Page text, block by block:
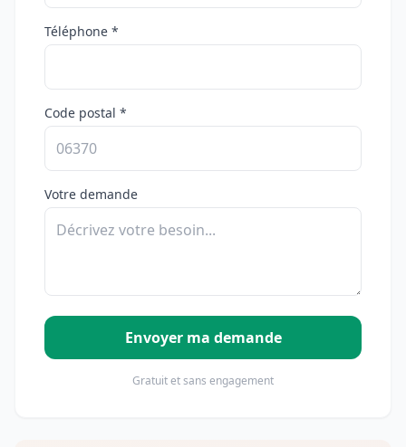
Téléphone *
Code postal *
Votre demande
Envoyer ma demande
Gratuit et sans engagement